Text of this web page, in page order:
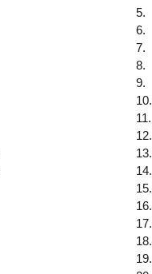
5.
6.
7.
8.
9.
10.
11.
12.
13.
14.
15.
16.
17.
18.
19.